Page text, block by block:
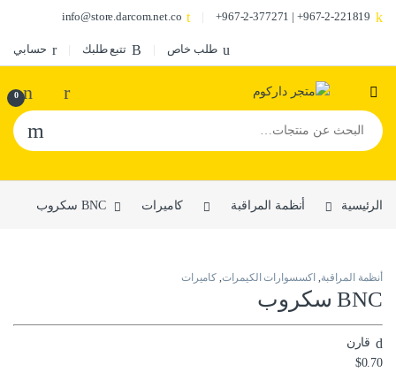
967-2-221819+ | 967-2-377271+
info@store.darcom.net.co
طلب خاص تتبع طلبك حسابي
0
البحث عن:
الرئيسية أنظمة المراقبة كاميرات BNC سكروب
أنظمة المراقبة, اكسسوارات الكيمرات, كاميرات
BNC سكروب
قارن
$0.70